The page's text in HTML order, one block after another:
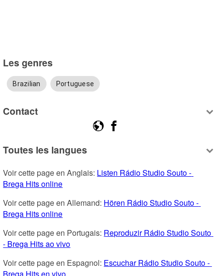
Les genres
Brazilian Portuguese
Contact
Toutes les langues
Voir cette page en Anglais: Listen Rádio Studio Souto -
Brega Hits online
Voir cette page en Allemand: Hören Rádio Studio Souto -
Brega Hits online
Voir cette page en Portugais: Reproduzir Rádio Studio Souto
- Brega Hits ao vivo
Voir cette page en Espagnol: Escuchar Rádio Studio Souto -
Brega Hits en vivo